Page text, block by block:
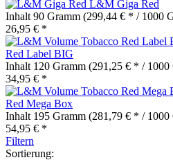
L&M Giga Red
Inhalt 90 Gramm (299,44 € * / 1000
26,95 € *
Red Label BIG
Inhalt 120 Gramm (291,25 € * / 1000
34,95 € *
Red Mega Box
Inhalt 195 Gramm (281,79 € * / 1000
54,95 € *
Filtern
Sortierung: